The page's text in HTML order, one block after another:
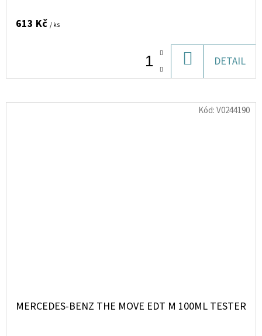
613 Kč / ks
KOŠÍKU
DETAIL
MERCEDES-BENZ THE MOVE EDT M 100ML TESTER
Kód:V0244190